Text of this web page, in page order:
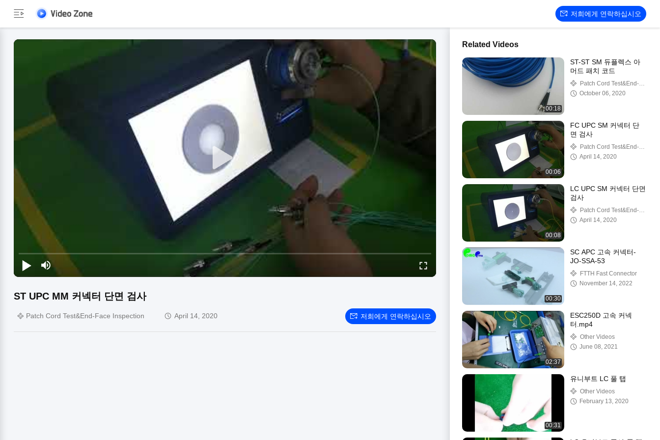
저희에게 연락하십시오
ST UPC MM 커넥터 단면 검사
Patch Cord Test&End-Face Inspection April 14, 2020 저희에게 연락하십시오
Related Videos
00:18
ST-ST SM 듀플렉스 아
머드 패치 코드
Patch Cord Test&End-
Face Inspection
October 06, 2020
00:06
FC UPC SM 커넥터 단
면 검사
Patch Cord Test&End-
Face Inspection
April 14, 2020
00:08
LC UPC SM 커넥터 단면
검사
Patch Cord Test&End-
Face Inspection
April 14, 2020
00:30
SC APC 고속 커넥터-
JO-SSA-53
FTTH Fast Connector
November 14, 2022
02:37
ESC250D 고속 커넥
터.mp4
Other Videos
June 08, 2021
00:31
유니부트 LC 풀 탭
Other Videos
February 13, 2020